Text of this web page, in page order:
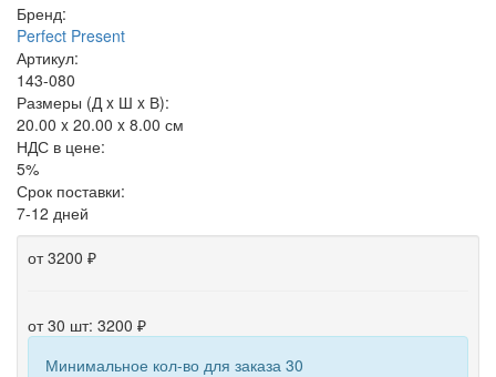
Бренд:
Perfect Present
Артикул:
143-080
Размеры (Д x Ш x В):
20.00 x 20.00 x 8.00 см
НДС в цене:
5%
Срок поставки:
7-12 дней
от 3200 ₽
от 30 шт: 3200 ₽
Минимальное кол-во для заказа 30